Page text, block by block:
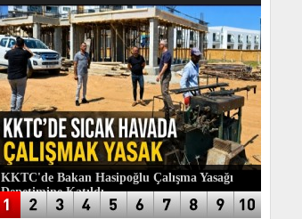
KKTC'de Bakan Hasipoğlu Çalışma Yasağı
Denetimine Katıldı